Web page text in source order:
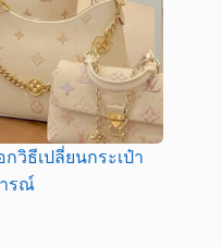
วิธีเปลี่ยนกระเป๋า
ารณ์